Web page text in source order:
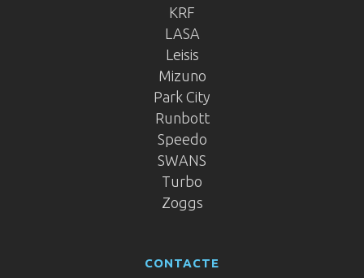
KRF
LASA
Leisis
Mizuno
Park City
Runbott
Speedo
SWANS
Turbo
Zoggs
CONTACTE